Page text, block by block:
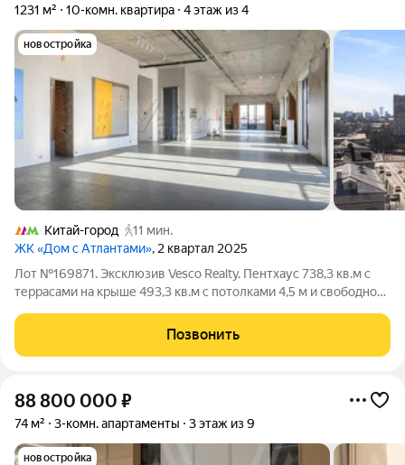
1231 м² 10-комн. квартира 4 этаж из 4
новостройка
Китай-город
11 мин.
ЖК «Дом с Атлантами», 2 квартал 2025
Лот №169871. Эксклюзив Vesco Realty. Пентхаус 738,3 кв.м с
террасами на крыше 493,3 кв.м с потолками 4,5 м и свободной
города. Уникальный городской формат для тех, кто ценит
приватность и
Позвонить
88 800 000 ₽
74 м² 3-комн. апартаменты 3 этаж из 9
новостройка